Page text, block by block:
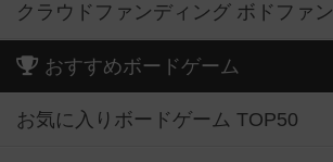
クラウドファンディング ボドファン
おすすめボードゲーム
お気に入りボードゲーム TOP50